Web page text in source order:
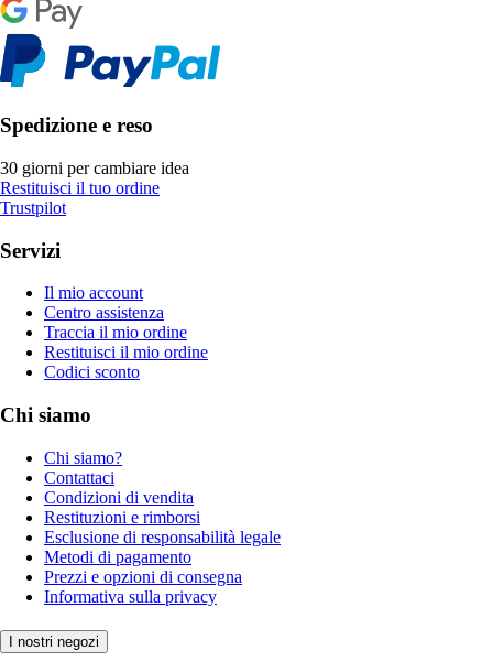
Spedizione e reso
30 giorni per cambiare idea
Restituisci il tuo ordine
Trustpilot
Servizi
Il mio account
Centro assistenza
Traccia il mio ordine
Restituisci il mio ordine
Codici sconto
Chi siamo
Chi siamo?
Contattaci
Condizioni di vendita
Restituzioni e rimborsi
Esclusione di responsabilità legale
Metodi di pagamento
Prezzi e opzioni di consegna
Informativa sulla privacy
I nostri negozi